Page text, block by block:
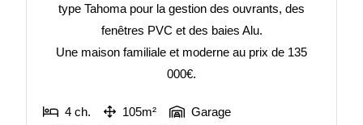
type Tahoma pour la gestion des ouvrants, des
fenêtres PVC et des baies Alu.
Une maison familiale et moderne au prix de 135
000€.
4 ch. 105m²
Garage